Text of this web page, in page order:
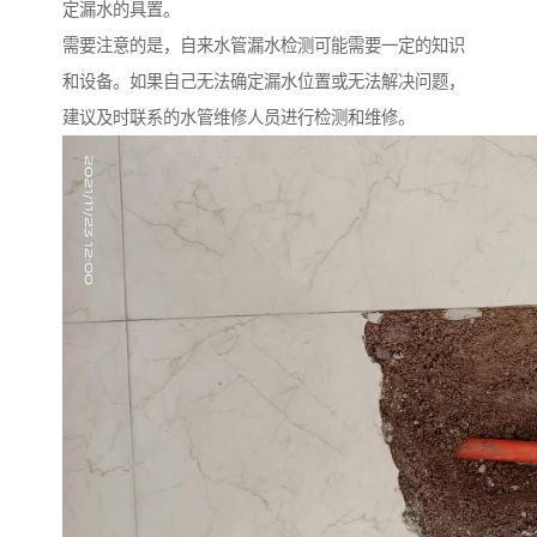
定漏水的具置。
需要注意的是，自来水管漏水检测可能需要一定的知识
和设备。如果自己无法确定漏水位置或无法解决问题，
建议及时联系的水管维修人员进行检测和维修。